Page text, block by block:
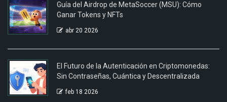
Guía del Airdrop de MetaSoccer (MSU): Cómo
Ganar Tokens y NFTs
abr 20 2026
El Futuro de la Autenticación en Criptomonedas:
Sin Contraseñas, Cuántica y Descentralizada
feb 18 2026